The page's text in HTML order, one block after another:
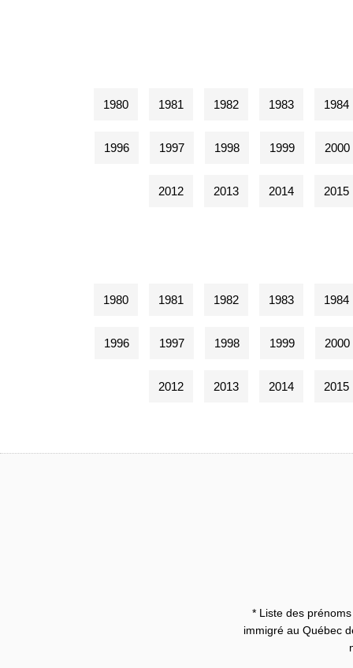
1980 1981 1982 1983 1984
1996 1997 1998 1999 2000
2012 2013 2014 2015
1980 1981 1982 1983 1984
1996 1997 1998 1999 2000
2012 2013 2014 2015
* Liste des
immigré au Québec